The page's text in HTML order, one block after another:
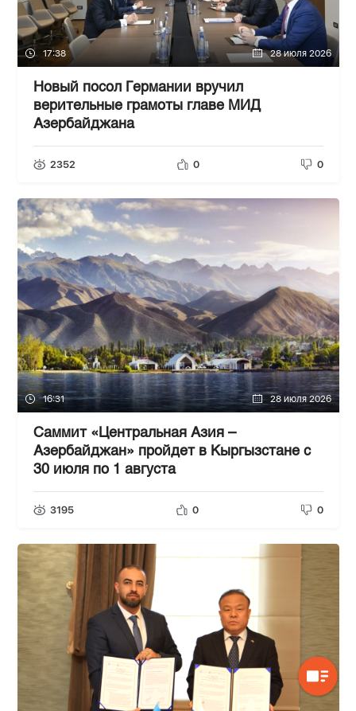
17:38 28 июля 2026
Новый посол Германии вручил
верительные грамоты главе МИД
Азербайджана
2352 0 0
16:31 28 июля 2026
Саммит «Центральная Азия –
Азербайджан» пройдет в Кыргызстане с
30 июля по 1 августа
3195 0 0